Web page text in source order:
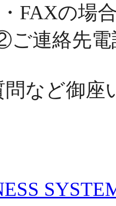
FAXの場
連絡先電
など御座